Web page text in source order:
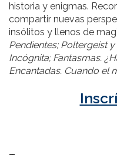
historia y enigmas.
compartir nuevas
insólitos y llenos de
Pendientes; Poltergeist
Incógnita; Fantasmas.
Encantadas. Cuando el